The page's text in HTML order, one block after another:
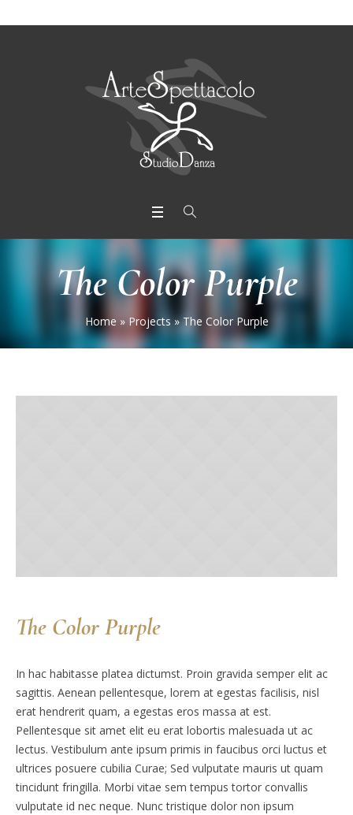
The Color Purple
Home » Projects»The Color Purple
The Color Purple
In hac habitasse platea dictumst. Proin gravida semper elit ac
sagittis. Aenean pellentesque, lorem at egestas facilisis, nisl
erat hendrerit quam, a egestas eros massa at est.
Pellentesque sit amet elit eu erat lobortis malesuada ut ac
lectus. Vestibulum ante ipsum primis in faucibus orci luctus et
ultrices posuere cubilia Curae; Sed vulputate mauris ut quam
tincidunt fringilla. Morbi vitae sem tempus tortor convallis
vulputate id nec neque. Nunc tristique dolor non ipsum